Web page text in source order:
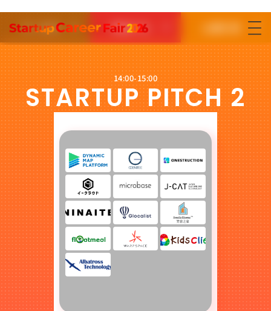
求人情報 参加する
参加する 出展応募はこちら
14:00-15:00
STARTUP PITCH 2